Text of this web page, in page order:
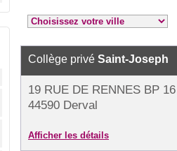
Collège privé Saint-Joseph
19 RUE DE RENNES BP 16
44590 Derval
Afficher les détails